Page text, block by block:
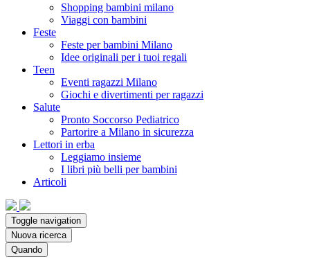
Shopping bambini milano
Viaggi con bambini
Feste
Feste per bambini Milano
Idee originali per i tuoi regali
Teen
Eventi ragazzi Milano
Giochi e divertimenti per ragazzi
Salute
Pronto Soccorso Pediatrico
Partorire a Milano in sicurezza
Lettori in erba
Leggiamo insieme
I libri più belli per bambini
Articoli
Toggle navigation
Nuova ricerca
Quando